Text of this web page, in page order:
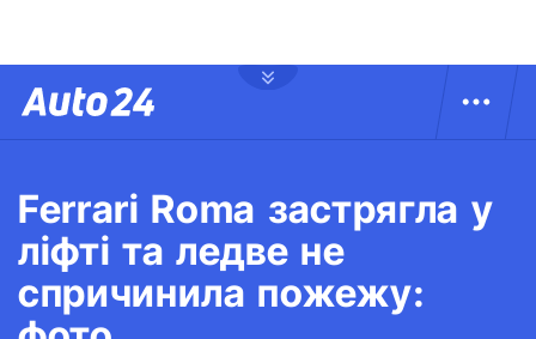
Ferrari Roma застрягла у
ліфті та ледве не
спричинила пожежу: